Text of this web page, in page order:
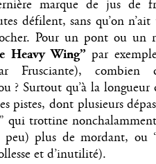
marque de jus de
défilent, sans qu’on n’ait
Pour un pont ou un
Heavy Wing”par
Frusciante), combien
? Surtout qu’à la longueur
pistes, dont plusieurs
qui trottine
plus de mordant, ou
et d’inutilité).